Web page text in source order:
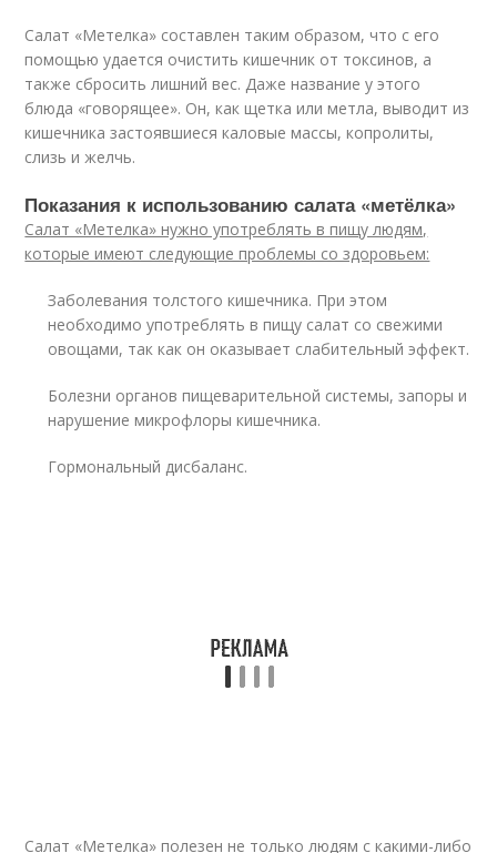
Салат «Метелка» составлен таким образом, что с его
помощью удается очистить кишечник от токсинов, а
также сбросить лишний вес. Даже название у этого
блюда «говорящее». Он, как щетка или метла, выводит из
кишечника застоявшиеся каловые массы, копролиты,
слизь и желчь.
Показания к использованию салата «метёлка»
Салат «Метелка» нужно употреблять в пищу людям,
которые имеют следующие проблемы со здоровьем:
Заболевания толстого кишечника. При этом
необходимо употреблять в пищу салат со свежими
овощами, так как он оказывает слабительный эффект.
Болезни органов пищеварительной системы, запоры и
нарушение микрофлоры кишечника.
Гормональный дисбаланс.
Салат «Метелка» полезен не только людям с какими-либо